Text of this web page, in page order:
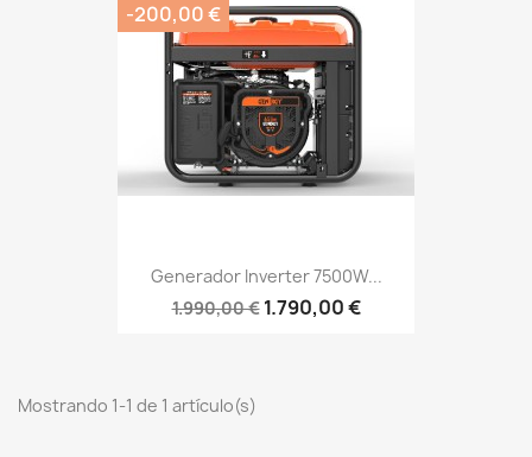
Generador Inverter 7500W...
1.990,00 € 1.790,00 €
-200,00 €
Mostrando 1-1 de 1 artículo(s)